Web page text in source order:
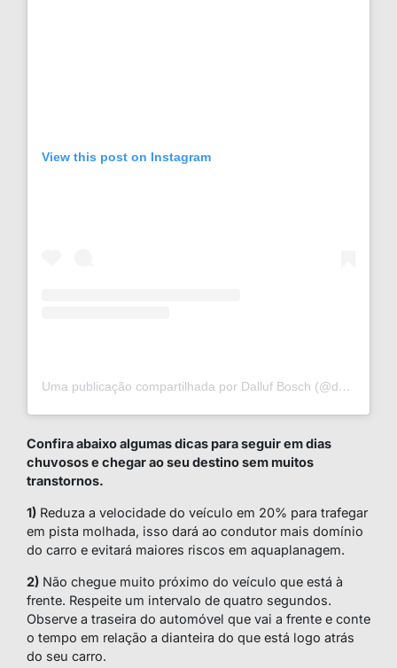
View this post on Instagram
Uma publicação compartilhada por Dalluf Bosch (@dallufbosch)
Confira abaixo algumas dicas para seguir em dias
chuvosos e chegar ao seu destino sem muitos
transtornos.
1) Reduza a velocidade do veículo em 20% para trafegar
em pista molhada, isso dará ao condutor mais domínio
do carro e evitará maiores riscos em aquaplanagem.
2) Não chegue muito próximo do veículo que está à
frente. Respeite um intervalo de quatro segundos.
Observe a traseira do automóvel que vai a frente e conte
o tempo em relação a dianteira do que está logo atrás
do seu carro.